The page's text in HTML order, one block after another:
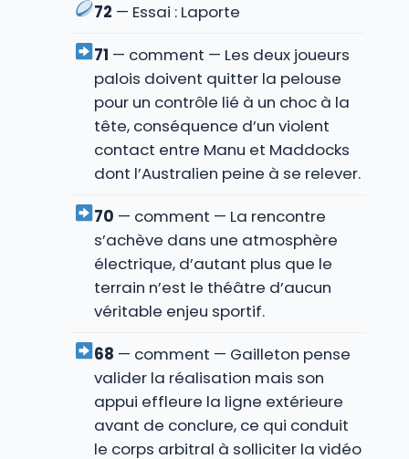
72 — Essai : Laporte
71 — comment — Les deux joueurs
palois doivent quitter la pelouse
pour un contrôle lié à un choc à la
tête, conséquence d’un violent
contact entre Manu et Maddocks
dont l’Australien peine à se relever.
70 — comment — La rencontre
s’achève dans une atmosphère
électrique, d’autant plus que le
terrain n’est le théâtre d’aucun
véritable enjeu sportif.
68 — comment — Gailleton pense
valider la réalisation mais son
appui effleure la ligne extérieure
avant de conclure, ce qui conduit
le corps arbitral à solliciter la vidéo